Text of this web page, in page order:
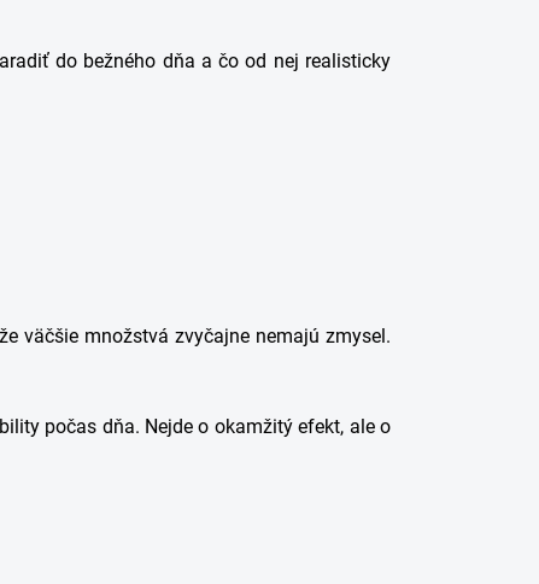
do bežného dňa a čo od nej realisticky
väčšie množstvá zvyčajne nemajú zmysel.
počas dňa. Nejde o okamžitý efekt, ale o